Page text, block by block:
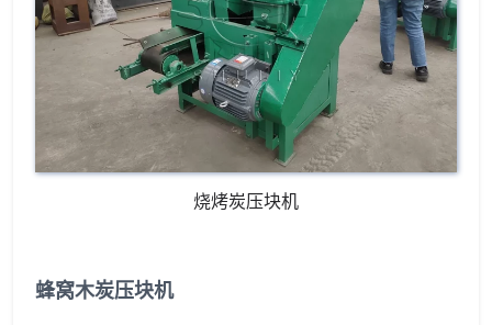
烧烤炭压块机
蜂窝木炭压块机